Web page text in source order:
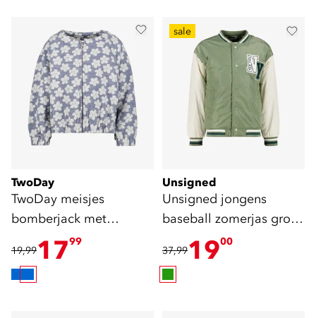
TwoDay
TwoDay meisjes
bomberjack met
bloemenprint lichtblauw
19,991799
sale
Unsigned
Unsigned jongens
baseball zomerjas groen
37,991900